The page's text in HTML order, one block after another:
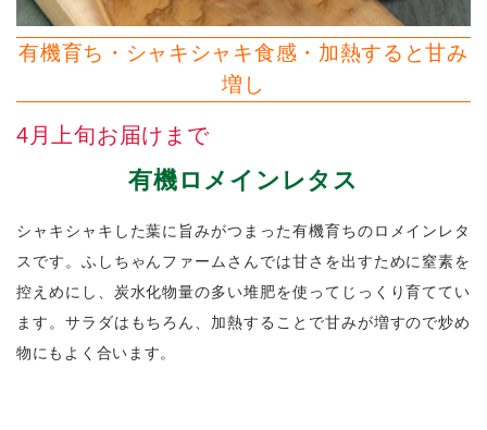
有機育ち・シャキシャキ食感・加熱すると甘み
増し
4月上旬お届けまで
有機ロメインレタス
シャキシャキした葉に旨みがつまった有機育ちのロメインレタ
スです。ふしちゃんファームさんでは甘さを出すために窒素を
控えめにし、炭水化物量の多い堆肥を使ってじっくり育ててい
ます。サラダはもちろん、加熱することで甘みが増すので炒め
物にもよく合います。